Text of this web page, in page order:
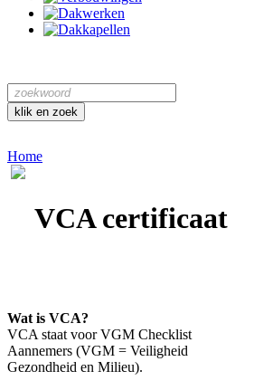
Home
VCA certificaat
Wat is VCA?
VCA staat voor VGM Checklist
Aannemers (VGM = Veiligheid
Gezondheid en Milieu).